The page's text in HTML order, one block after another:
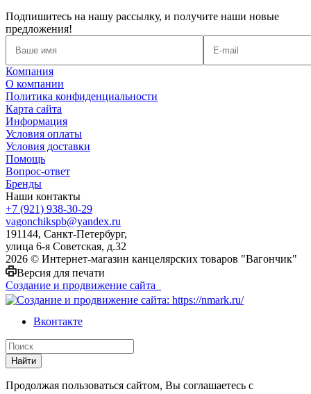
Подпишитесь на нашу рассылку, и получите наши новые
предложения!
Компания
О компании
Политика конфиденциальности
Карта сайта
Информация
Условия оплаты
Условия доставки
Помощь
Вопрос-ответ
Бренды
Наши контакты
+7 (921) 938-30-29
vagonchikspb@yandex.ru
191144, Санкт-Петербург,
улица 6-я Советская, д.32
2026 © Интернет-магазин канцелярских товаров "Вагончик"
Версия для печати
Создание и продвижение сайта
Вконтакте
Найти
Продолжая пользоваться сайтом, Вы соглашаетесь с